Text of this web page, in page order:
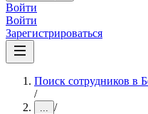
Войти
Войти
Зарегистрироваться
Поиск сотрудников в
/
... /